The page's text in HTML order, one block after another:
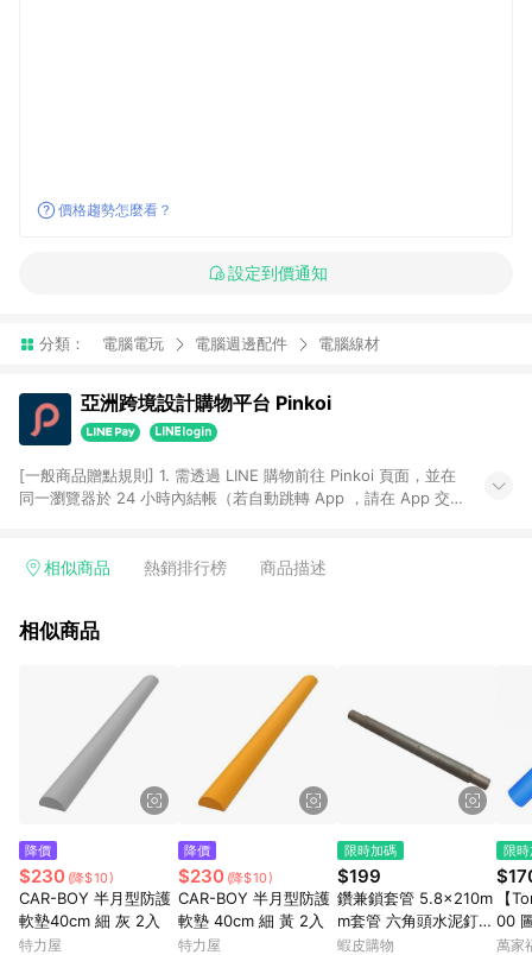
價格趨勢怎麼看？
設定到價通知
分類： 電腦電玩 電腦週邊配件 電腦線材
亞洲跨境設計購物平台 Pinkoi
[一般商品贈點規則] 1. 需透過 LINE 購物前往 Pinkoi 頁面，並在
同一瀏覽器於 24 小時內結帳（若自動跳轉 App ，請在 App 交
回饋訂單不得享有 Pinkoi 站方優惠，例如首購優惠，P coins，
行為，不具贈點資格，部分退款不在此限。 6. APP 請更新至
貨後 45 天後發送。 8. 群眾募資商品，禮物卡，開館保證金，補
運費，攤位費等不具贈點資格。 9. LINE 購物站上之商品規格、
顏色、價位、贈品如與 Pinkoi 商品資訊頁及購物車不符，以
Pinkoi 購物商品資訊頁及購物車標示為準。 10. 點數紅包使用規
則請以點數紅包活動說明為準。 11. 若於 LINE 購物前往 Pinkoi
頁面後才首次下載 Pinkoi APP 並完成訂單，不符合導購資格；承
上，首次下載 Pinkoi APP 後，需透過 LINE 購物前往 Pinkoi 頁
相似商品 熱銷排行榜 商品描述
相似商品
降價
$230 (降$10)
CAR-BOY 半月型防護
軟墊40cm 細 灰 2入
特力屋
降價
$230 (降$10)
CAR-BOY 半月型防護
軟墊 40cm 細 黃 2入
特力屋
限時加碼
$199
鑽兼鎖套管 5.8×210m
m套管 六角頭水泥釘
藍波釘 鑽掛鎖 水泥壁
蝦皮購物
限
【
00
萬家